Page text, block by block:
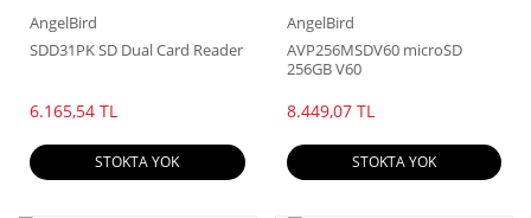
AngelBird
SDD31PK SD Dual Card Reader
6.165,54 TL
STOKTA YOK
AngelBird
AVP256MSDV60 microSD
256GB V60
8.449,07 TL
STOKTA YOK